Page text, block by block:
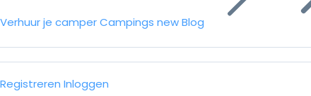
Verhuur je camperCampings newBlog
Registreren Inloggen